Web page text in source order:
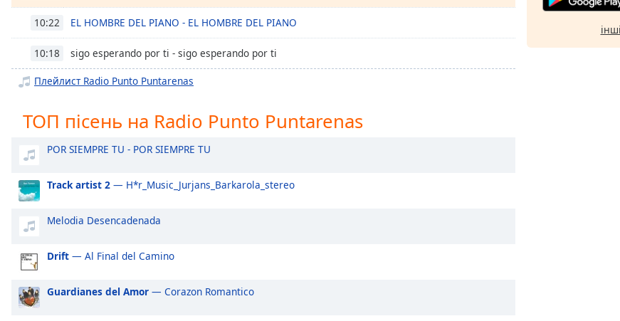
Chapters
descriptions
selected
Subtitles
settings,
opens
subtitles
dialog
subtitles
off
selected
10:22 EL HOMBRE DEL PIANO - EL HOMBRE DEL PIANO
10:18 sigo esperando por ti - sigo esperando por ti
Плейлист Radio Punto Puntarenas
ТОП пісень на Radio Punto Puntarenas
POR SIEMPRE TU - POR SIEMPRE TU
Track artist 2 — H*r_Music_Jurjans_Barkarola_stereo
Melodia Desencadenada
Drift — Al Final del Camino
Guardianes del Amor — Corazon Romantico